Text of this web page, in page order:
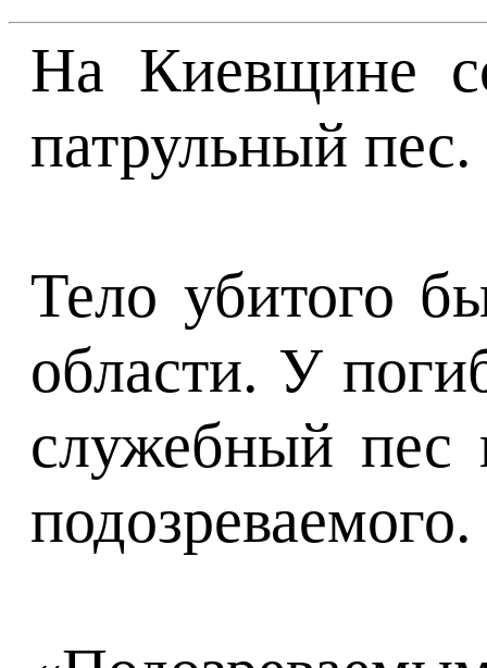
На Киевщине
патрульный пес.
Тело убитого
области. У
служебный пес
подозреваемого.